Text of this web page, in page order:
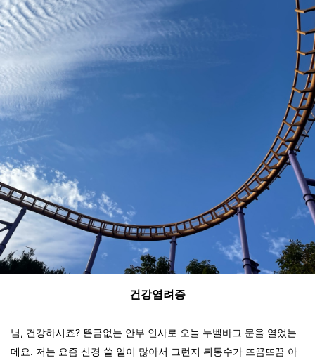
건강염려증
님, 건강하시죠? 뜬금없는 안부 인사로 오늘 누벨바그 문을 열었는
데요. 저는 요즘 신경 쓸 일이 많아서 그런지 뒤통수가 뜨끔뜨끔 아